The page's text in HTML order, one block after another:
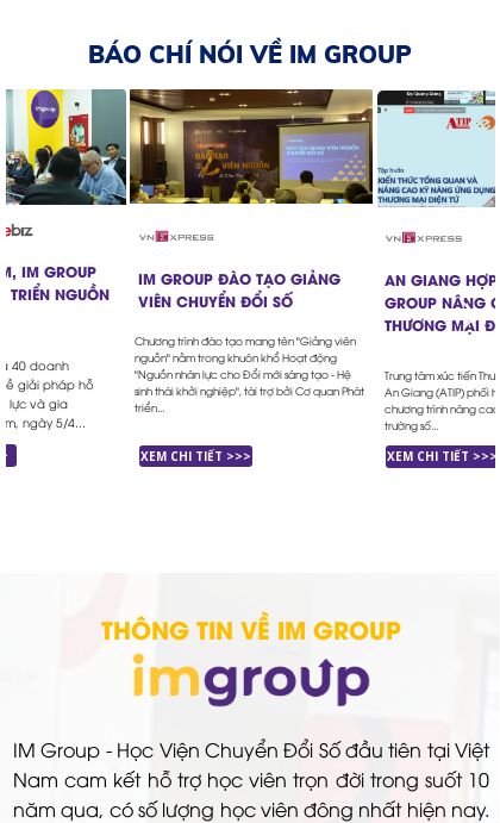
IM GROUP
TRIỂN NGUỒN
40 doanh
giải pháp hỗ
lực và gia
ngày 5/4...
AN GIANG
GROUP NÂNG
THƯƠNG MẠI
Trung tâm xúc tiến
An Giang (ATIP) phối
chương trình nâng
trường số...
XEM CHI TIẾT >>>
IM GROUP ĐÀO TẠO GIẢNG
VIÊN CHUYỂN ĐỔI SỐ
Chương trình đào tạo mang tên "Giảng viên
nguồn" nằm trong khuôn khổ Hoạt động
"Nguồn nhân lực cho Đổi mới sáng tạo - Hệ
sinh thái khởi nghiệp", tài trợ bởi Cơ quan Phát
triển...
XEM CHI TIẾT >>>
BÁO CHÍ NÓI VỀ IM GROUP
THÔNG TIN VỀ IM GROUP
IM Group - Học Viện Chuyển Đổi Số đầu tiên tại Việt
Nam cam kết hỗ trợ học viên trọn đời trong suốt 10
năm qua, có số lượng học viên đông nhất hiện nay.